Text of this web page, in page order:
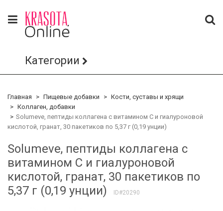
Категории
Главная Пищевые добавки
Кости, суставы и хрящи
Коллаген, добавки
Solumeve, пептиды коллагена с витамином C и гиалуроновой
кислотой, гранат, 30 пакетиков по 5,37 г (0,19 унции)
Solumeve, пептиды коллагена с
витамином C и гиалуроновой
кислотой, гранат, 30 пакетиков по
5,37 г (0,19 унции)
ID#20290